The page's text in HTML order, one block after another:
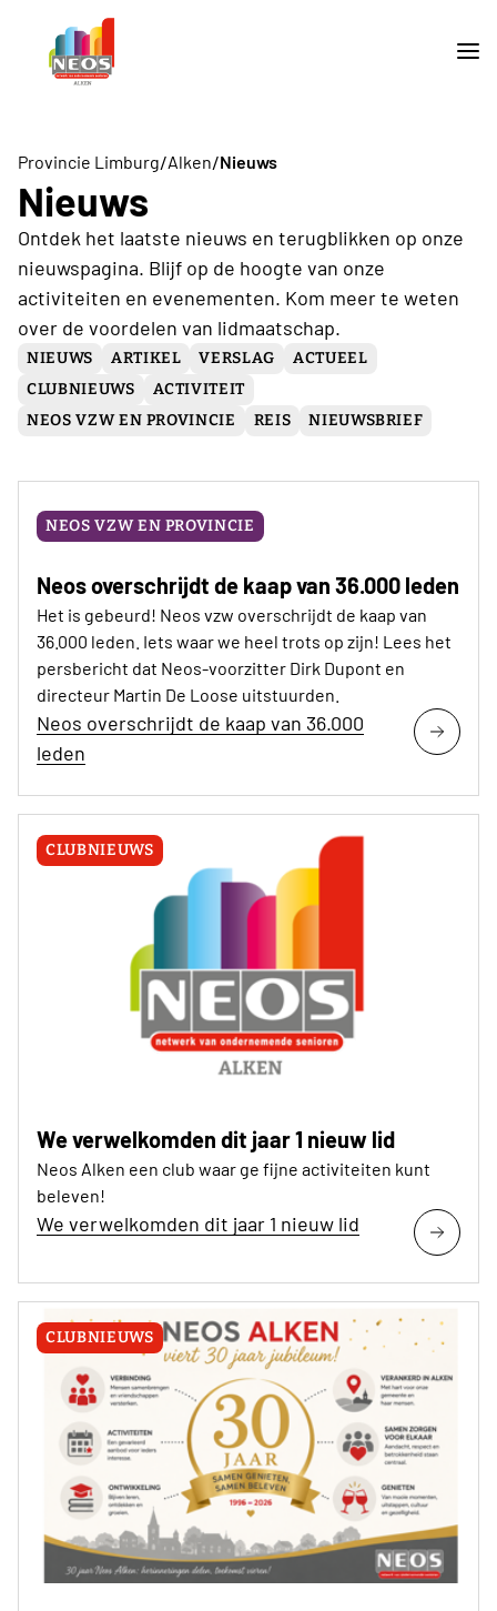
Provincie Limburg/Alken/Nieuws
Nieuws
Ontdek het laatste nieuws en terugblikken op onze
nieuwspagina. Blijf op de hoogte van onze
activiteiten en evenementen. Kom meer te weten
over de voordelen van lidmaatschap.
NIEUWS ARTIKEL VERSLAG
ACTUEEL
CLUBNIEUWS
ACTIVITEIT
NEOS VZW EN PROVINCIE
REIS NIEUWSBRIEF
NEOS VZW EN PROVINCIE
Neos overschrijdt de kaap van 36.000 leden
Het is gebeurd! Neos vzw overschrijdt de kaap van
36.000 leden. Iets waar we heel trots op zijn! Lees het
persbericht dat Neos-voorzitter Dirk Dupont en
directeur Martin De Loose uitstuurden.
Neos overschrijdt de kaap van 36.000
leden
CLUBNIEUWS
We verwelkomden dit jaar 1 nieuw lid
Neos Alken een club waar ge fijne activiteiten kunt
beleven!
We verwelkomden dit jaar 1 nieuw lid
CLUBNIEUWS